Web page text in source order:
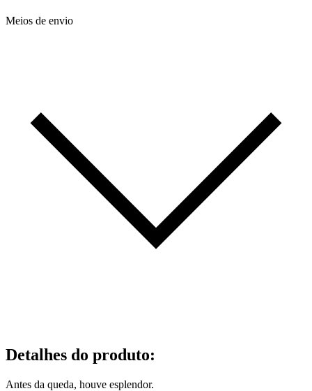
Meios de envio
Detalhes do produto:
Antes da queda, houve esplendor.